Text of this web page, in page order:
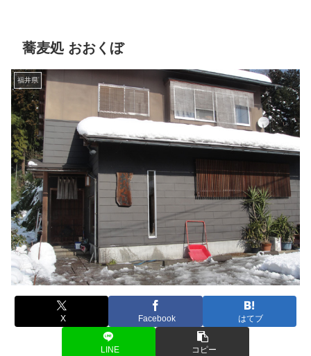
蕎麦処 おおくぼ
福井県
X Facebook はてブ
LINE コピー